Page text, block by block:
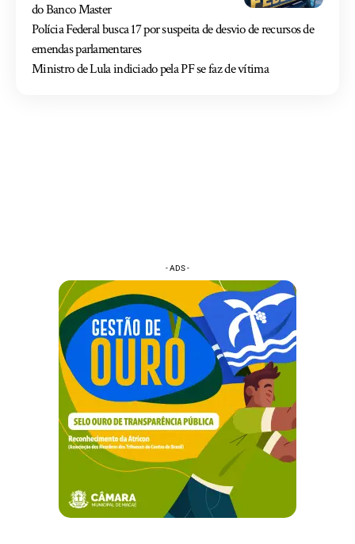
do Banco Master
Polícia Federal busca 17 por suspeita de desvio de recursos de
emendas parlamentares
Ministro de Lula indiciado pela PF se faz de vítima
- ADS -